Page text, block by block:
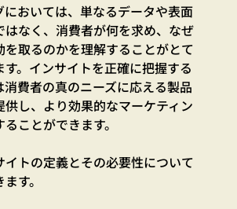
においては、単なるデータや表面
はなく、消費者が何を求め、なぜ
を取るのかを理解することがとて
。インサイトを正確に把握する
消費者の真のニーズに応える製品
供し、より効果的なマーケティン
ことができます。
イトの定義とその必要性について
す。